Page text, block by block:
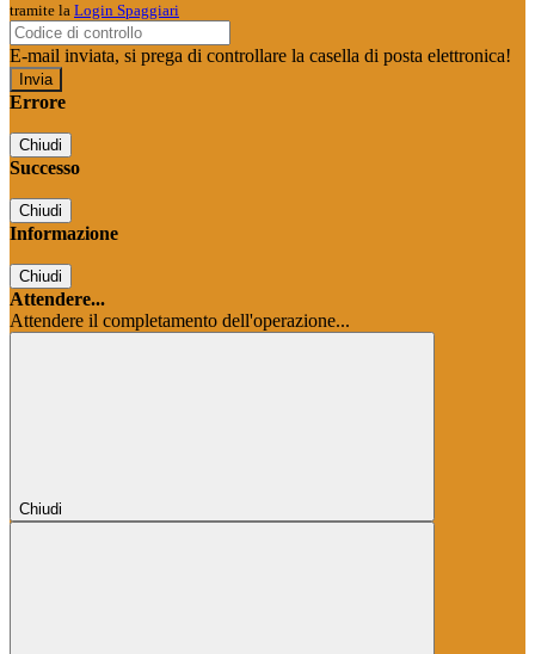
tramite la Login Spaggiari
E-mail inviata, si prega di controllare la casella di posta elettronica!
Errore
Chiudi
Successo
Chiudi
Informazione
Chiudi
Attendere...
Attendere il completamento dell'operazione...
Chiudi